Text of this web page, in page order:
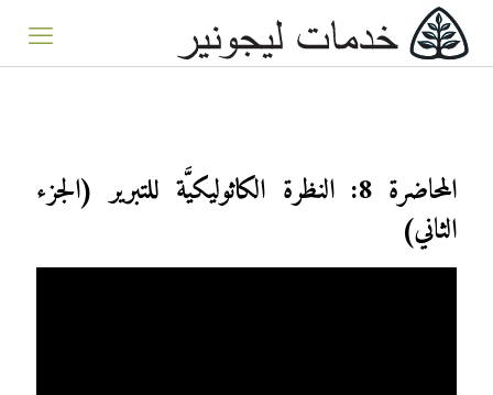
المحاضرة 8: النظرة الكاثوليكيَّة للتبرير (الجزء
الثاني)